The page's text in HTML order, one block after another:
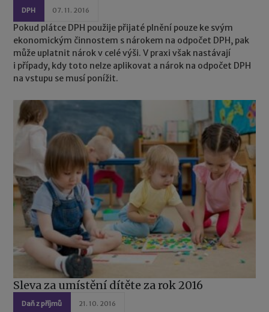
DPH 07. 11. 2016
Pokud plátce DPH použije přijaté plnění pouze ke svým
ekonomickým činnostem s nárokem na odpočet DPH, pak
může uplatnit nárok v celé výši. V praxi však nastávají
i případy, kdy toto nelze aplikovat a nárok na odpočet DPH
na vstupu se musí ponížit.
Sleva za umístění dítěte za rok 2016
Daň z příjmů 21. 10. 2016